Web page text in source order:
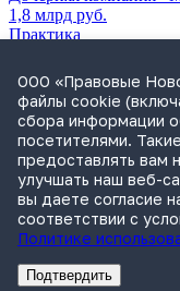
1,8 млрд руб.
Практика
СИП проверит отмену
устройствами после
Практика
, 15:17
Суды 10 стран
Google о возврате
Международная
, 14:09
РекламаАдвокатское
ООО «Правовые
файлы cookie
сбора информации
посетителями.
предоставлять вам
улучшать наш веб-
вы даете согласие
соответствии с
Политике
Подтвердить